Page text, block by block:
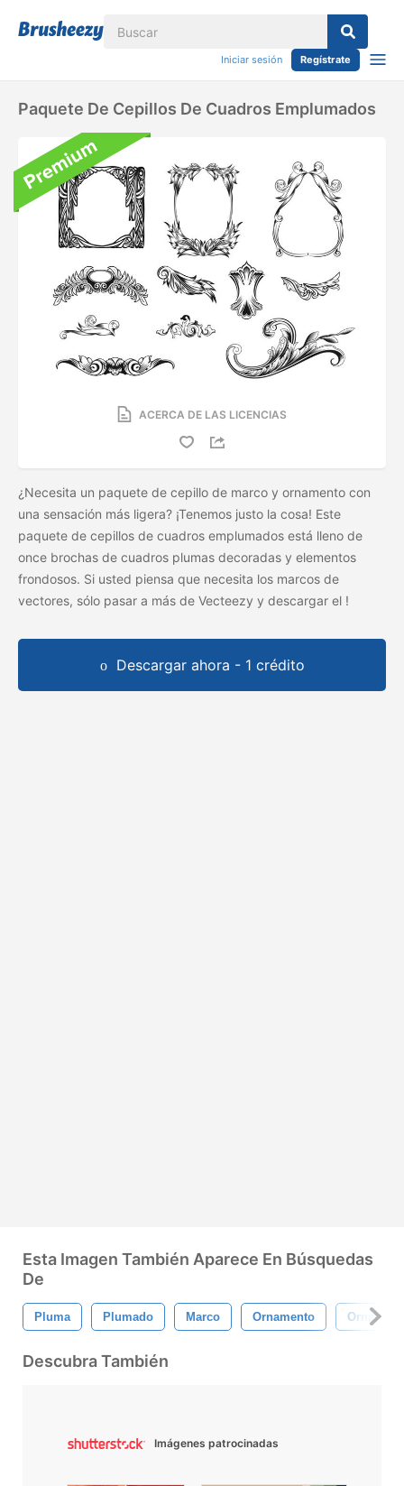
Iniciar sesión Regístrate
Paquete De Cepillos De Cuadros Emplumados
ACERCA DE LAS LICENCIAS
¿Necesita un paquete de cepillo de marco y ornamento con
una sensación más ligera? ¡Tenemos justo la cosa! Este
paquete de cepillos de cuadros emplumados está lleno de
once brochas de cuadros plumas decoradas y elementos
frondosos. Si usted piensa que necesita los marcos de
vectores, sólo pasar a más de Vecteezy y descargar el !
Descargar ahora - 1 crédito
Esta Imagen También Aparece En Búsquedas
De
Pluma Plumado Marco Ornamento
Descubra También
Imágenes patrocinadas